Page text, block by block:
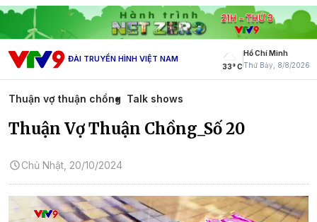
ĐÀI TRUYỀN HÌNH VIỆT NAM
33° C
Hồ Chí Minh
Thứ Bảy, 8/8/2026
Thuận vợ thuận chồng Talk shows
Thuận Vợ Thuận Chồng_Số 20
Chủ Nhật, 20/10/2024